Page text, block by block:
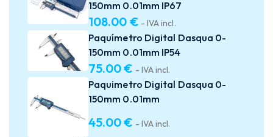
150mm 0.01mm IP67
108.00 € - IVA incl.
Paquímetro Digital Dasqua 0-
150mm 0.01mm IP54
75.00€ - IVA incl.
Paquimetro Digital Dasqua 0-
150mm 0.01mm
45.00€ - IVA incl.